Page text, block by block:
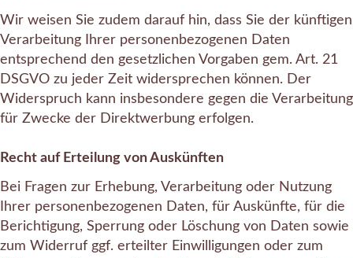
Wir weisen Sie zudem darauf hin, dass Sie der künftigen
Verarbeitung Ihrer personenbezogenen Daten
entsprechend den gesetzlichen Vorgaben gem. Art. 21
DSGVO zu jeder Zeit widersprechen können. Der
Widerspruch kann insbesondere gegen die Verarbeitung
für Zwecke der Direktwerbung erfolgen.
Recht auf Erteilung von Auskünften
Bei Fragen zur Erhebung, Verarbeitung oder Nutzung
Ihrer personenbezogenen Daten, für Auskünfte, für die
Berichtigung, Sperrung oder Löschung von Daten sowie
zum Widerruf ggf. erteilter Einwilligungen oder zum